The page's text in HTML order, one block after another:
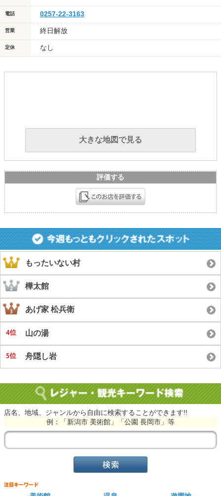
電話 0257-22-3163
営業 終日解放
定休 なし
大きな地図で見る
評価する
もったいない村
樺太館
あげ家 松兵衛
山の湯
舟隠し岩
店名、地域、ジャンルから自由に検索することができます!!
例：「新潟市 美術館」「公園 長岡市」等